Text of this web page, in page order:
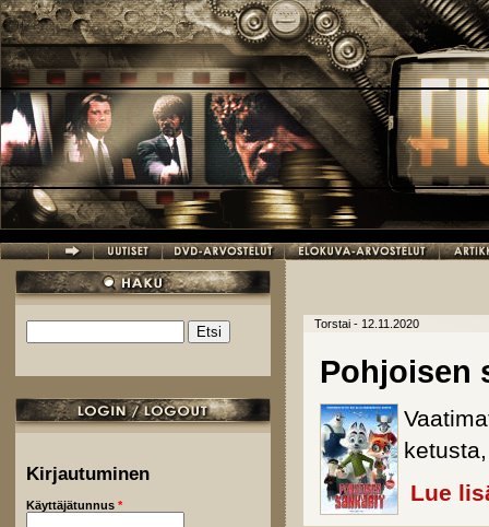
Hyppää pääsisältöön
Hakulomake
Kirjautuminen
Käyttäjätunnus *
Torstai - 12.11.2020
Pohjoisen
Lue